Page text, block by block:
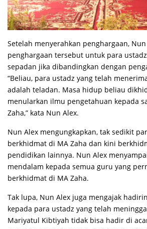
Setelah menyerahkan penghargaan,
penghargaan tersebut untuk para
sepadan jika dibandingkan dengan
“Beliau, para ustadz yang telah
adalah teladan. Masa hidup beliau
menularkan ilmu pengetahuan kepada
Zaha,” kata Nun Alex.
Nun Alex mengungkapkan, tak sedikit
berkhidmat di MA Zaha dan kini
pendidikan lainnya. Nun Alex
mendalam kepada semua guru yang
berkhidmat di MA Zaha.
Tak lupa, Nun Alex juga mengajak
kepada para ustadz yang telah
Mariyatul Kibtiyah tidak bisa hadir di